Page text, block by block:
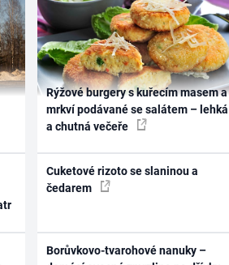
Rýžové burgery s kuřecím masem a
mrkví podávané se salátem – lehká
a chutná večeře
Cuketové rizoto se slaninou a
čedarem
Borůvkovo-tvarohové nanuky –